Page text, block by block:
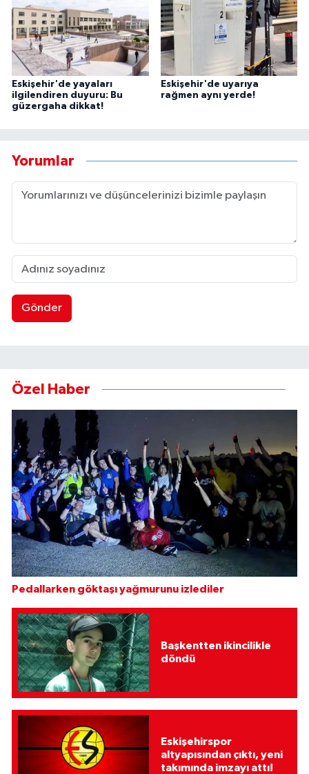
Eskişehir'de yayaları
ilgilendiren duyuru: Bu
güzergaha dikkat!
Eskişehir'de uyarıya
rağmen aynı yerde!
Yorumlar
Gönder
Özel Haber
Pedallarken göktaşı yağmurunu izlediler
Başkentten ikincilikle
döndü
Eskişehirspor
altyapısından çıktı, yeni
takımında imzayı attı!